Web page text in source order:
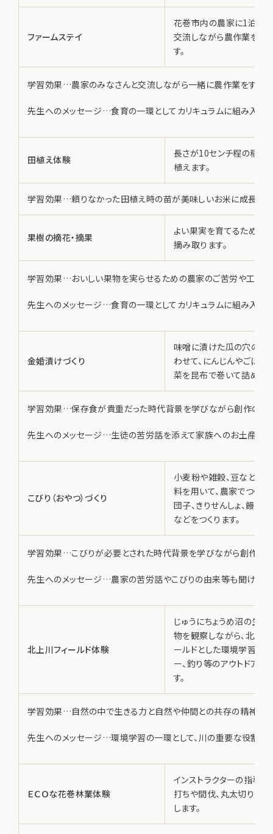
ファームステイ
花巻市内の農家に1泊し、
交流しながら農作業を体
す。
学習効果…農家のみなさんと交流しながら一緒に農作業をするこ
先生へのメッセージ…食育の一環としてカリキュラムに組み入れ
田植え体験
長さが10センチ程の稲の
植えます。
学習効果…頼りなかった田植え時の苗が美味しいお米に成長する
果樹の摘花・摘果
よい果実を育てるために
摘み取ります。
学習効果…おいしい果物を実らせるための農家のご苦労や工夫を
先生へのメッセージ…食育の一環としてカリキュラムに組み入れ
金婚漬けづくり
味噌に漬けた瓜の穴の大
わせて、にんじんやごぼう
菜を昆布で巻いて詰めます
学習効果…保存食が貴重だった時代背景を学びながら創作の達
先生へのメッセージ…生徒の苦労話を添えて家族へのお土産とな
こびり（おやつ）づくり
小麦粉や雑穀、豆などの
料を用いて、農家でつくら
団子、きりせんしょ、饅頭
などをつくります。
学習効果…こびりが必要とされた時代背景を学びながら創作の
先生へのメッセージ…農家の苦労話やこびりの由来等も聞け交流
北上川フィールド体験
じゅうにちょうめ沼の生き
物を観察しながら、北上川
ールドとした環境学習や和
ー、釣り等のアウトドア体
す。
学習効果…自然の中で生きる力と自然や仲間との共存の精神を育
先生へのメッセージ…環境学習の一環として、川の重要な役割を
ＥＣＯな花巻林業体験
インストラクターの指導の
打ちや間伐、丸太切り等
します。